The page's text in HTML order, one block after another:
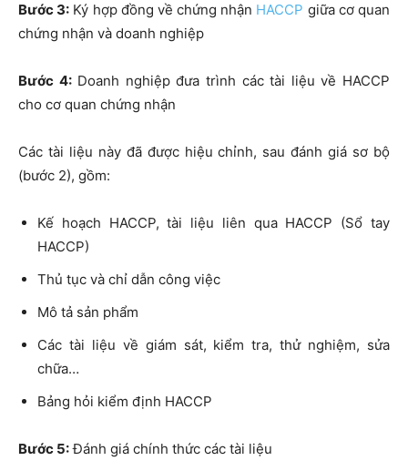
Bước 3: Ký hợp đồng về chứng nhận HACCP giữa cơ quan
chứng nhận và doanh nghiệp
Bước 4:Doanh nghiệp đưa trình các tài liệu về HACCP
cho cơ quan chứng nhận
Các tài liệu này đã được hiệu chỉnh, sau đánh giá sơ bộ
(bước 2), gồm:
Kế hoạch HACCP, tài liệu liên qua HACCP (Sổ tay
HACCP)
Thủ tục và chỉ dẫn công việc
Mô tả sản phẩm
Các tài liệu về giám sát, kiểm tra, thử nghiệm, sửa
chữa…
Bảng hỏi kiểm định HACCP
Bước 5:Đánh giá chính thức các tài liệu